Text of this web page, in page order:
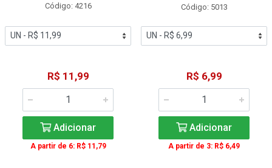
Código: 4216
R$ 11,99
Adicionar
A partir de 6: R$ 11,79
Código: 5013
R$ 6,99
Adicionar
A partir de 3: R$ 6,49